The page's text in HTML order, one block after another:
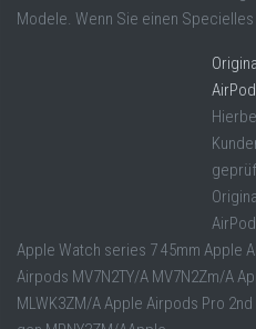
Modele. Wenn Sie einen
Apple Watch series 7 45mm Apple
Airpods MV7N2TY/A MV7N2Zm/A
MLWK3ZM/A Apple Airpods Pro